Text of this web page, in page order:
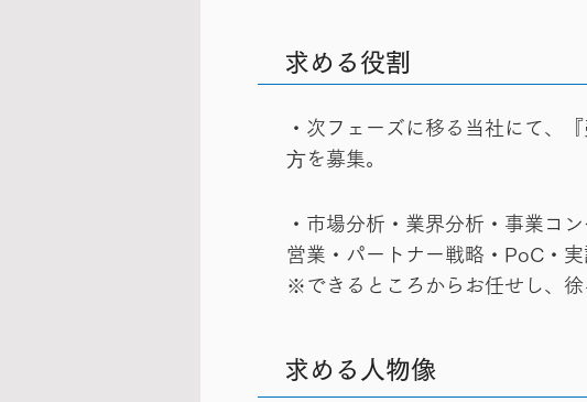
求める役割
・次フェーズに移る当社にて、
⽅を募集。
・市場分析・業界分析・事業コ
営業・パートナー戦略・PoC・
※できるところからお任せし、
求める人物像